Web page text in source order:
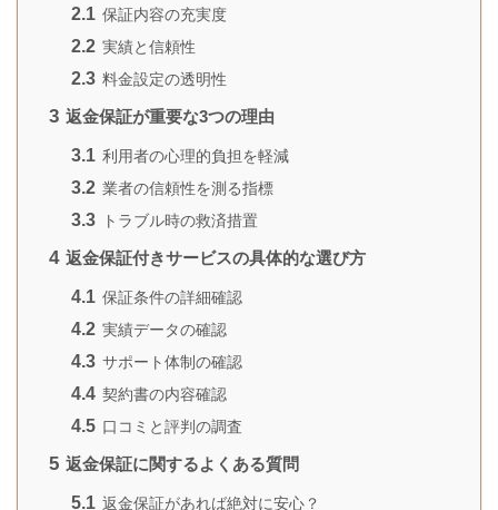
2.1 保証内容の充実度
2.2 実績と信頼性
2.3 料金設定の透明性
3 返金保証が重要な3つの理由
3.1 利用者の心理的負担を軽減
3.2 業者の信頼性を測る指標
3.3 トラブル時の救済措置
4 返金保証付きサービスの具体的な選び方
4.1 保証条件の詳細確認
4.2 実績データの確認
4.3 サポート体制の確認
4.4 契約書の内容確認
4.5 口コミと評判の調査
5 返金保証に関するよくある質問
5.1 返金保証があれば絶対に安心？